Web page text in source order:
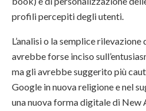
profili percepiti degli utenti.
L’analisi o la semplice
avrebbe forse inciso
ma gli avrebbe suggerito più
Google in nuova religione e nel
una nuova forma digitale di New